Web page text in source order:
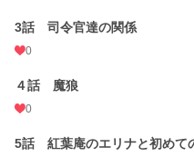
月間ポイント
年間ポイント
累計ポイント
3話 司令官達の関係
0
４話 魔狼
0
5話 紅葉庵のエリナと初めて